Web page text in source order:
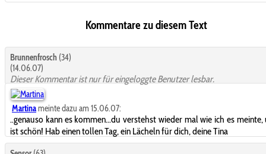
Kommentare zu diesem Text
Brunnenfrosch (34)
(14.06.07)
Dieser Kommentar ist nur für eingeloggte Benutzer lesbar.
Martinameinte dazu am 15.06.07:
..genauso kann es kommen...du verstehst wieder mal wie ich es meinte,
ist schön! Hab einen tollen Tag, ein Lächeln für dich, deine Tina